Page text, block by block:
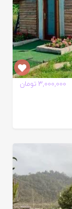
3,000,000 تومان